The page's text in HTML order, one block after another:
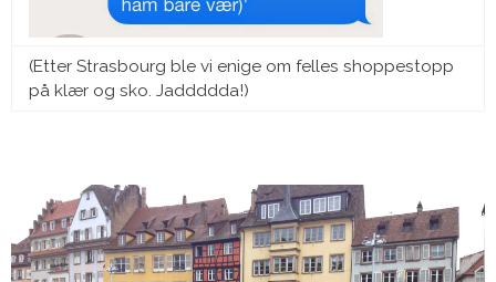
(Etter Strasbourg ble vi enige om felles shoppestopp
på klær og sko. Jaddddda!)